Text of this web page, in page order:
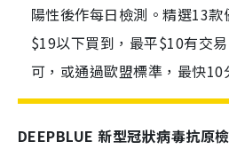
陽性後作每日檢測。精選13
$19以下買到，最平$10有交
可，或通過歐盟標準，最快10
DEEPBLUE 新型冠狀病毒抗原